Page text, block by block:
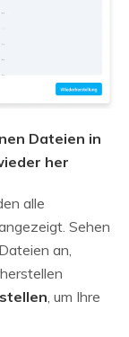
Dateien in
her
alle
Sehen
an,
, um Ihre